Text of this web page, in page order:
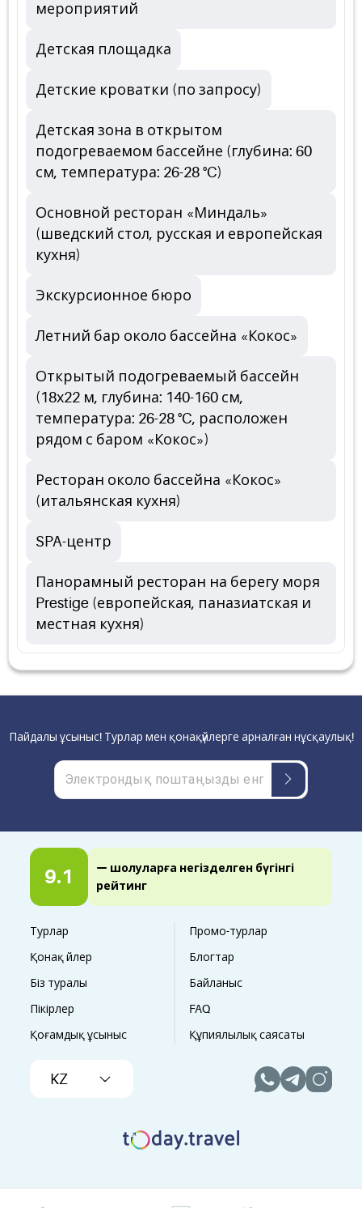
мероприятий
Детская площадка
Детские кроватки (по запросу)
Детская зона в открытом
подогреваемом бассейне (глубина: 60
см, температура: 26-28 °C)
Основной ресторан «Миндаль»
(шведский стол, русская и европейская
кухня)
Экскурсионное бюро
Летний бар около бассейна «Кокос»
Открытый подогреваемый бассейн
(18х22 м, глубина: 140-160 см,
температура: 26-28 °C, расположен
рядом с баром «Кокос»)
Ресторан около бассейна «Кокос»
(итальянская кухня)
SPA-центр
Панорамный ресторан на берегу моря
Prestige (европейская, паназиатская и
местная кухня)
9.1
— шолуларға негізделген бүгінгі
рейтинг
Турлар
Промо-турлар
Қонақ үйлер
Блогтар
Біз туралы
Байланыс
Пікірлер
FAQ
Қоғамдық ұсыныс
Құпиялылық саясаты
KZ
Пайдалы ұсыныс! Турлар мен қонақүйлерге арналған нұсқаулық!